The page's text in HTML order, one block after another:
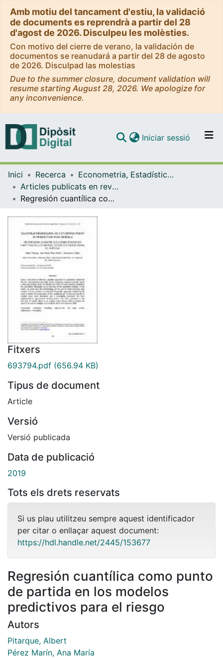
Amb motiu del tancament d'estiu, la validació
de documents es reprendrà a partir del 28
d'agost de 2026. Disculpeu les molèsties.
Con motivo del cierre de verano, la validación de
documentos se reanudará a partir del 28 de agosto
de 2026. Disculpad las molestias
Due to the summer closure, document validation will
resume starting August 28, 2026. We apologize for
any inconvenience.
Navega per tot el DD
Iniciar sessió (current)
Inici Recerca
Econometria, Estadística i Economia Aplicada
Articles publicats en revistes (Econometria, Estadística i Economia Aplicada)
Regresión cuantílica como punto de partida en los modelos predictivos para el riesgo
Fitxers
693794.pdf (656.94 KB)
Tipus de document
Article
Versió
Versió publicada
Data de publicació
2019
Tots els drets reservats
Si us plau utilitzeu sempre aquest identificador
per citar o enllaçar aquest document:
https://hdl.handle.net/2445/153677
Regresión cuantílica como punto
de partida en los modelos
predictivos para el riesgo
Autors
Pitarque, Albert
Pérez Marín, Ana María